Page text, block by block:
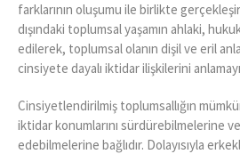
farklarının oluşumu ile birlikte
dışındaki toplumsal yaşamın ahlaki,
edilerek, toplumsal olanın dişil ve eril
cinsiyete dayalı iktidar ilişkilerini
Cinsiyetlendirilmiş toplumsallığın
iktidar konumlarını sürdürebilmelerine
edebilmelerine bağlıdır. Dolayısıyla